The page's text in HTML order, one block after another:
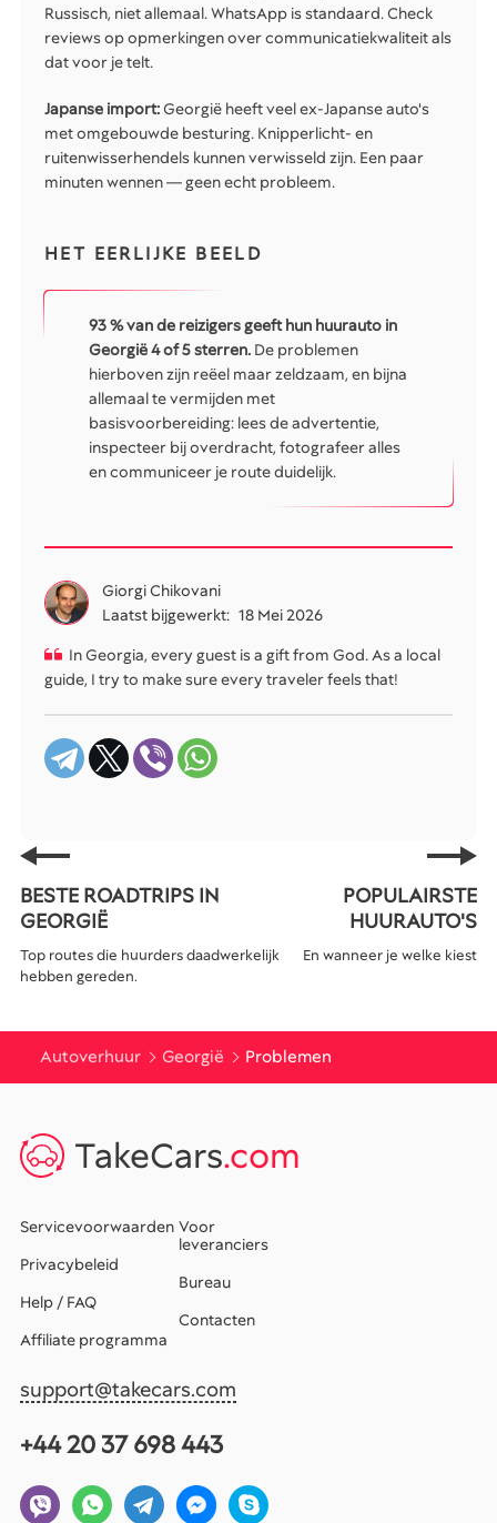
Russisch, niet allemaal. WhatsApp is standaard. Check
reviews op opmerkingen over communicatiekwaliteit als
dat voor je telt.
Japanse import:Georgië heeft veel ex-Japanse auto's
met omgebouwde besturing. Knipperlicht- en
ruitenwisserhendels kunnen verwisseld zijn. Een paar
minuten wennen — geen echt probleem.
HET EERLIJKE BEELD
93 % van de reizigers geeft hun huurauto in
Georgië 4 of 5 sterren. De problemen
hierboven zijn reëel maar zeldzaam, en bijna
allemaal te vermijden met
basisvoorbereiding: lees de advertentie,
inspecteer bij overdracht, fotografeer alles
en communiceer je route duidelijk.
Giorgi Chikovani
Laatst bijgewerkt: 18 Mei 2026
In Georgia, every guest is a gift from God. As a local
guide, I try to make sure every traveler feels that!
BESTE ROADTRIPS IN
GEORGIË
Top routes die huurders daadwerkelijk
hebben gereden.
POPULAIRSTE
HUURAUTO'S
En wanneer je welke kiest
Autoverhuur Georgië Problemen
TakeCars.com
Servicevoorwaarden
Privacybeleid
Help / FAQ
Affiliate programma
Voor
leveranciers
Bureau
Contacten
support@takecars.com
+44 20 37 698 443